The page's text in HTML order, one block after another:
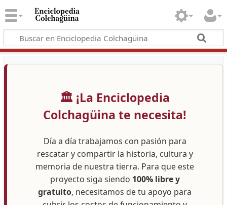
🏛️ ¡La Enciclopedia
Colchagüina te necesita!
Día a día trabajamos con pasión para
rescatar y compartir la historia, cultura y
memoria de nuestra tierra. Para que este
proyecto siga siendo 100% libre y
gratuito, necesitamos de tu apoyo para